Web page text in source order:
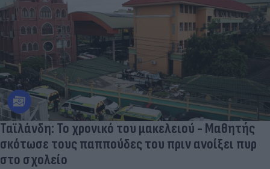
Ταϊλάνδη: Το χρονικό του μακελειού - Μαθητής
σκότωσε τους παππούδες του πριν ανοίξει πυρ
στο σχολείο